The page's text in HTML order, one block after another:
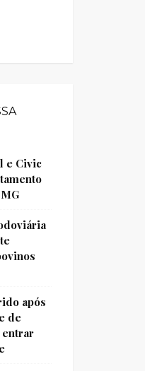
e Civic
após
de